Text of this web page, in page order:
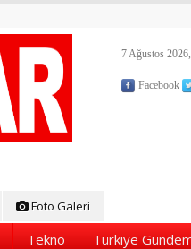
7 Ağustos
Facebook
Foto Galeri
Tekno Türkiye